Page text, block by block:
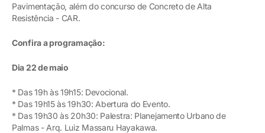
Pavimentação, além do concurso de Concreto de Alta
Resistência - CAR.
Confira a programação:
Dia 22 de maio
* Das 19h às 19h15: Devocional.
* Das 19h15 às 19h30: Abertura do Evento.
* Das 19h30 às 20h30: Palestra: Planejamento Urbano de
Palmas - Arq. Luiz Massaru Hayakawa.